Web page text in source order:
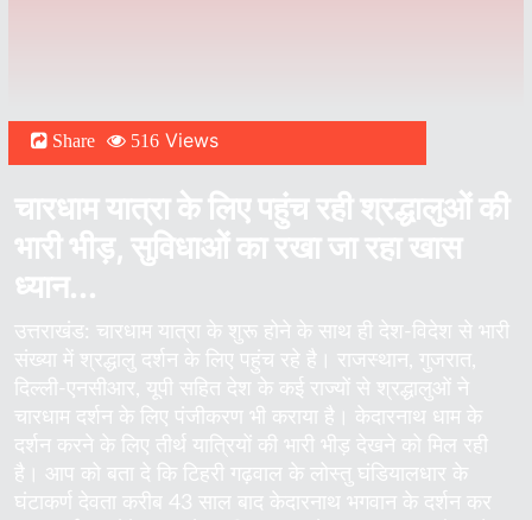
Share 516 Views
चारधाम यात्रा के लिए पहुंच रही श्रद्धालुओं की
भारी भीड़, सुविधाओं का रखा जा रहा खास
ध्यान...
उत्तराखंड: चारधाम यात्रा के शुरू होने के साथ ही देश-विदेश से भारी
संख्या में श्रद्धालु दर्शन के लिए पहुंच रहे है। राजस्थान, गुजरात,
दिल्ली-एनसीआर, यूपी सहित देश के कई राज्यों से श्रद्धालुओं ने
चारधाम दर्शन के लिए पंजीकरण भी कराया है। केदारनाथ धाम के
दर्शन करने के लिए तीर्थ यात्रियों की भारी भीड़ देखने को मिल रही
है। आप को बता दे कि टिहरी गढ़वाल के लोस्तु घंडियालधार के
घंटाकर्ण देवता करीब 43 साल बाद केदारनाथ भगवान के दर्शन कर